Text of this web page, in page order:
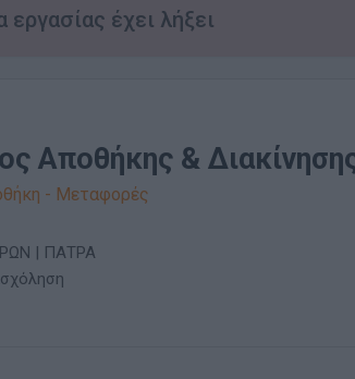
εργασίας έχει λήξει
Αποθήκης &
- Μεταφορές
| ΠΑΤΡΑ